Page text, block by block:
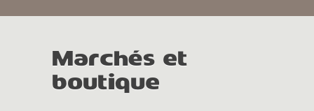
Marchés et
boutique